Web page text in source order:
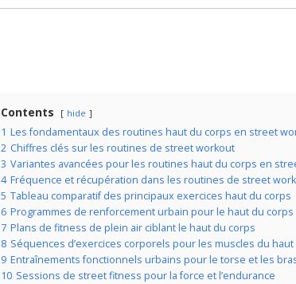
Contents hide
1 Les fondamentaux des routines haut du corps en street
2 Chiffres clés sur les routines de street workout
3 Variantes avancées pour les routines haut du corps en
4 Fréquence et récupération dans les routines de street
5 Tableau comparatif des principaux exercices haut du corps
6 Programmes de renforcement urbain pour le haut du corps
7 Plans de fitness de plein air ciblant le haut du corps
8 Séquences d’exercices corporels pour les muscles du haut
9 Entraînements fonctionnels urbains pour le torse et les
10 Sessions de street fitness pour la force et l’endurance